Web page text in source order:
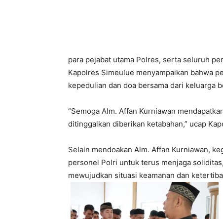
para pejabat utama Polres, serta seluruh
Kapolres Simeulue menyampaikan bahwa
kepedulian dan doa bersama dari keluarga
“Semoga Alm. Affan Kurniawan
ditinggalkan diberikan ketabahan,” ucap
Selain mendoakan Alm. Affan Kurniawan,
personel Polri untuk terus menjaga
mewujudkan situasi keamanan dan